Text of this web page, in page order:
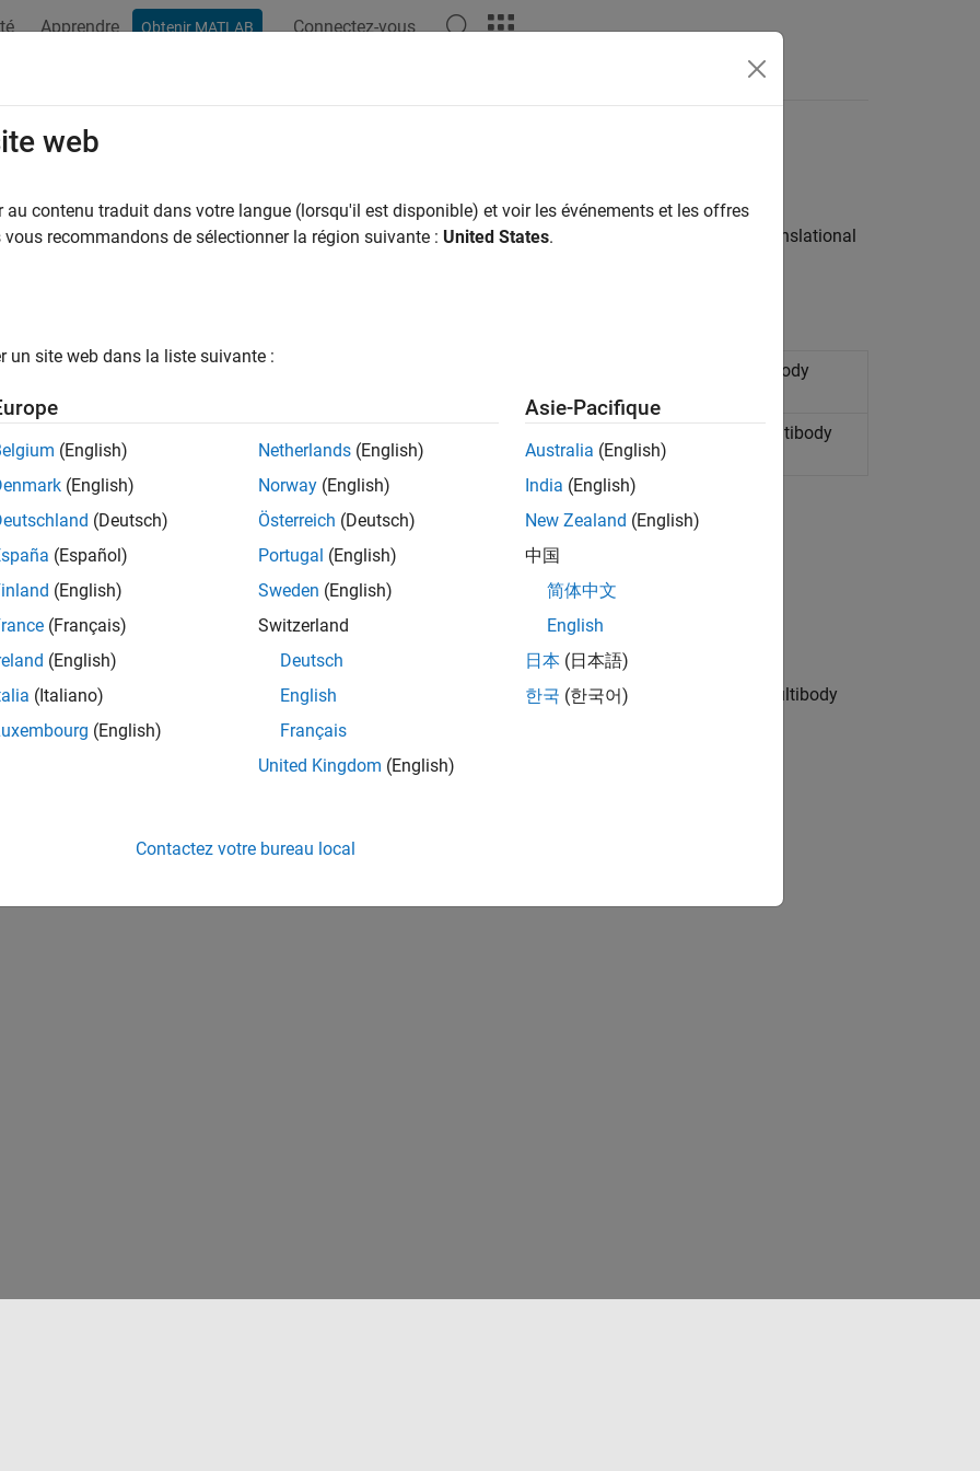
Apprendre Obtenir MATLAB Connectez-vous
Mechanical Interfaces
Simscape™ Multibody™ joint blocks to Simscape blocks
blocks to connect the Simscape Multibodyjoint blocks to Simscape blocks that have rotational or translational
Multibody
Multibody
joints
Simscape Networks to Simscape Multibody Joints
3-D mechanical systems that also include hydraulic, electrical, pneumatic, and other physical systems
by 1-D Simscape networks.
a Double-Acting Actuator
a double-acting actuator with where the mechanical system of the cylinder is modeled in Simscape Multibody
hydraulic system is modeled in Simscape.
How useful was this information?
web
au contenu traduit dans votre langue (lorsqu'il est disponible) et voir les événements et les offres
vous recommandons de sélectionner la région suivante : United States.
un site web dans la liste suivante :
(English)
(English)
(Deutsch)
(Español)
(English)
(Français)
(English)
(Italiano)
(English)
Netherlands (English)
Norway (English)
Österreich (Deutsch)
Portugal (English)
Sweden (English)
Switzerland
Deutsch
English
Français
United Kingdom (English)
Asie-Pacifique
Australia (English)
India (English)
New Zealand (English)
中国
简体中文
English
日本 (日本語)
한국 (한국어)
Contactez votre bureau local